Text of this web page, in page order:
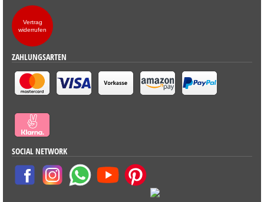
Vertrag
widerrufen
ZAHLUNGSARTEN
SOCIAL NETWORK